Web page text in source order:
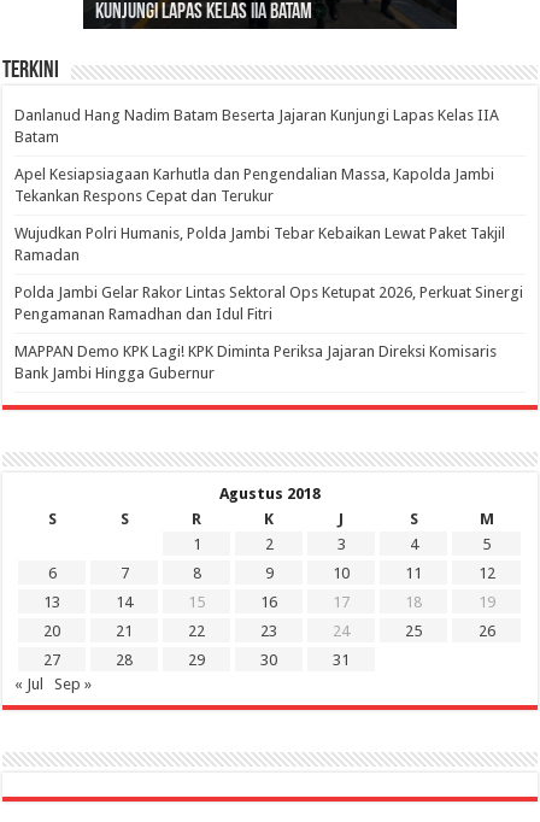
Kunjungi Lapas Kelas IIA Batam
Jambi Bahas Sinergitas Penanganan Narkotika
Penerus
Penuhi Kebutuhannya
dengan Pengaruh Internasional
Terkini
Danlanud Hang Nadim Batam Beserta Jajaran Kunjungi Lapas Kelas IIA
Batam
Apel Kesiapsiagaan Karhutla dan Pengendalian Massa, Kapolda Jambi
Tekankan Respons Cepat dan Terukur
Wujudkan Polri Humanis, Polda Jambi Tebar Kebaikan Lewat Paket Takjil
Ramadan
Polda Jambi Gelar Rakor Lintas Sektoral Ops Ketupat 2026, Perkuat Sinergi
Pengamanan Ramadhan dan Idul Fitri
‎MAPPAN Demo KPK Lagi! KPK Diminta Periksa Jajaran Direksi Komisaris
Bank Jambi Hingga Gubernur ‎
Agustus 2018
S
S R K J S
M
1
2 3 4
5
6
7 8 9 10 11
12
13
14 15 16 17 18
19
20
21 22 23 24 25
26
27
28 29 30
31
« Jul
Sep »